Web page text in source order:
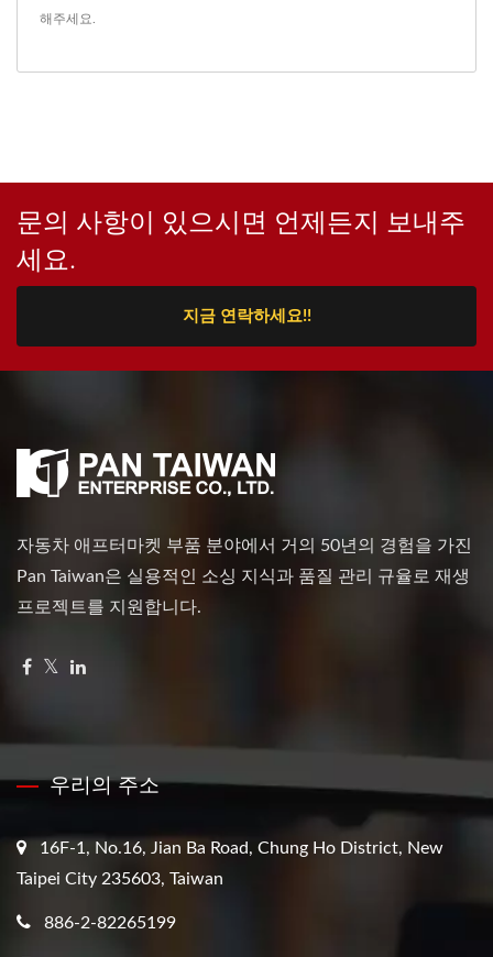
해주세요.
문의 사항이 있으시면 언제든지 보내주
세요.
지금 연락하세요!!
자동차 애프터마켓 부품 분야에서 거의 50년의 경험을 가진
Pan Taiwan은 실용적인 소싱 지식과 품질 관리 규율로 재생
프로젝트를 지원합니다.
우리의 주소
16F-1, No.16, Jian Ba Road, Chung Ho District, New
Taipei City 235603, Taiwan
886-2-82265199